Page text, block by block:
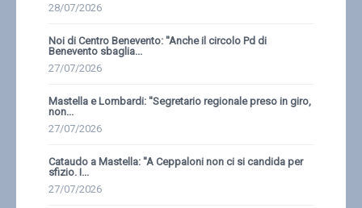
28/07/2026
Noi di Centro Benevento: ''Anche il circolo Pd di
Benevento sbaglia...
27/07/2026
Mastella e Lombardi: ''Segretario regionale preso in giro,
non...
27/07/2026
Cataudo a Mastella: ''A Ceppaloni non ci si candida per
sfizio. I...
27/07/2026